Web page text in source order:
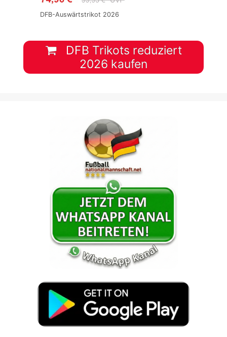
DFB-Auswärtstrikot 2026
DFB Trikots reduziert
2026 kaufen